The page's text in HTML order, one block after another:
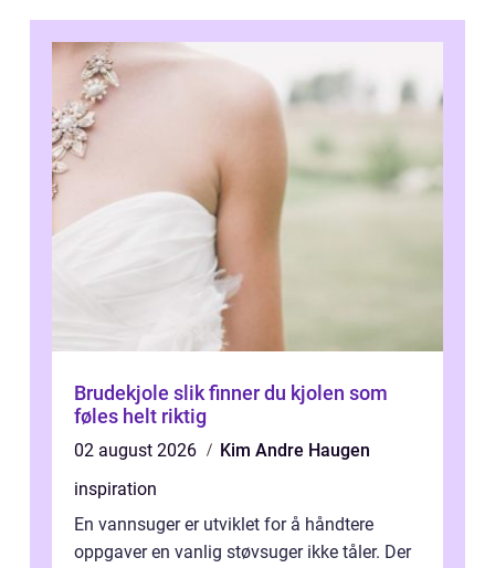
Brudekjole slik finner du kjolen som
føles helt riktig
02 august 2026
Kim Andre Haugen
inspiration
En vannsuger er utviklet for å håndtere
oppgaver en vanlig støvsuger ikke tåler. Der